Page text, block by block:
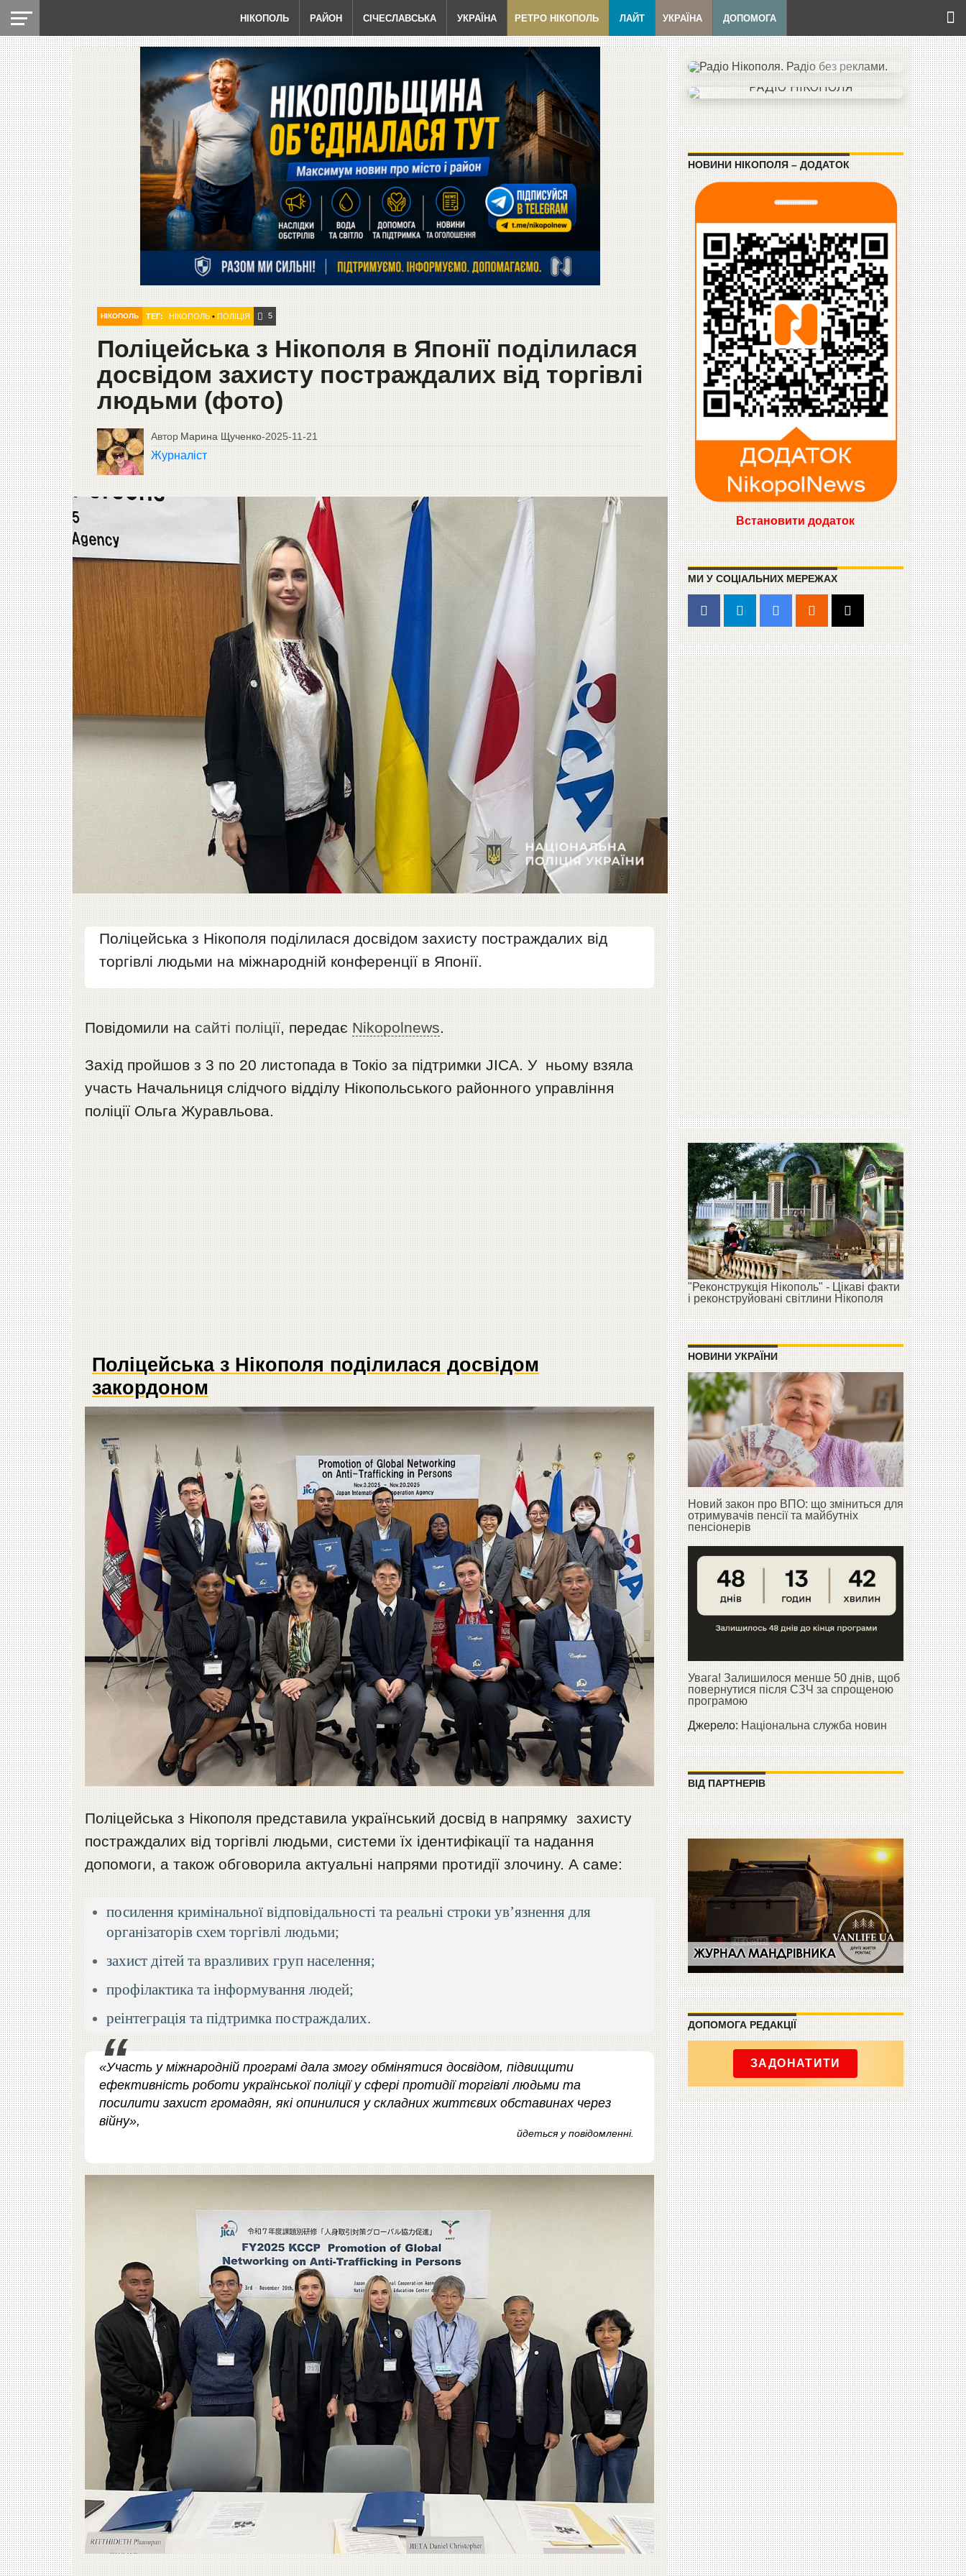
НІКОПОЛЬ РАЙОН СІЧЕСЛАВСЬКА УКРАЇНА РЕТРО НІКОПОЛЬ ЛАЙТ УКРАЇНА ДОПОМОГА
НІКОПОЛЬ ТЕГ: НІКОПОЛЬ• ПОЛІЦІЯ 5
Поліцейська з Нікополя в Японії поділилася
досвідом захисту постраждалих від торгівлі
людьми (фото)
Автор Марина Щученко-2025-11-21
Журналіст
Поліцейська з Нікополя поділилася досвідом захисту постраждалих від
торгівлі людьми на міжнародній конференції в Японії.
Повідомили насайті поліції, передає Nikopolnews.
Захід пройшов з 3 по 20 листопада в Токіо за підтримки JICA. У ньому взяла
участь Начальниця слідчого відділу Нікопольського районного управління
поліції Ольга Журавльова.
Поліцейська з Нікополя поділилася досвідом
закордоном
Поліцейська з Нікополя представила український досвід в напрямку захисту
постраждалих від торгівлі людьми, системи їх ідентифікації та надання
допомоги, а також обговорила актуальні напрями протидії злочину. А саме:
посилення кримінальної відповідальності та реальні строки ув’язнення для
організаторів схем торгівлі людьми;
захист дітей та вразливих груп населення;
профілактика та інформування людей;
реінтеграція та підтримка постраждалих.
«Участь у міжнародній програмі дала змогу обмінятися досвідом, підвищити
ефективність роботи української поліції у сфері протидії торгівлі людьми та
посилити захист громадян, які опинилися у складних життєвих обставинах через
війну»,
йдеться у повідомленні.
НОВИНИ НІКОПОЛЯ – ДОДАТОК
Встановити додаток
МИ У СОЦІАЛЬНИХ МЕРЕЖАХ
"Реконструкція Нікополь" - Цікаві факти
і реконструйовані світлини Нікополя
НОВИНИ УКРАЇНИ
Новий закон про ВПО: що зміниться для
отримувачів пенсії та майбутніх
пенсіонерів
Увага! Залишилося менше 50 днів, щоб
повернутися після СЗЧ за спрощеною
програмою
Джерело:Національна служба новин
ВІД ПАРТНЕРІВ
ДОПОМОГА РЕДАКЦІЇ
ЗАДОНАТИТИ